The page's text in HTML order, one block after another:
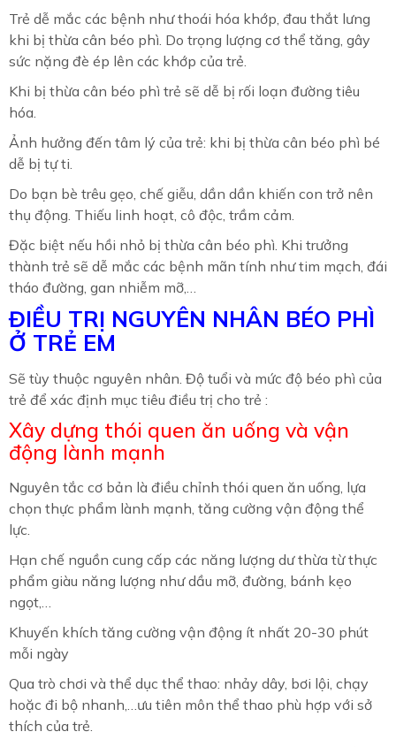
Trẻ dễ mắc các bệnh như thoái hóa khớp, đau thắt lưng
khi bị thừa cân béo phì. Do trọng lượng cơ thể tăng, gây
sức nặng đè ép lên các khớp của trẻ.
Khi bị thừa cân béo phì trẻ sẽ dễ bị rối loạn đường tiêu
hóa.
Ảnh hưởng đến tâm lý của trẻ: khi bị thừa cân béo phì bé
dễ bị tự ti.
Do bạn bè trêu gẹo, chế giễu, dần dần khiến con trở nên
thụ động. Thiếu linh hoạt, cô độc, trầm cảm.
Đặc biệt nếu hồi nhỏ bị thừa cân béo phì. Khi trưởng
thành trẻ sẽ dễ mắc các bệnh mãn tính như tim mạch, đái
tháo đường, gan nhiễm mỡ,…
ĐIỀU TRỊ NGUYÊN NHÂN BÉO PHÌ
Ở TRẺ EM
Sẽ tùy thuộc nguyên nhân. Độ tuổi và mức độ béo phì của
trẻ để xác định mục tiêu điều trị cho trẻ :
Xây dựng thói quen ăn uống và vận
động lành mạnh
Nguyên tắc cơ bản là điều chỉnh thói quen ăn uống, lựa
chọn thực phẩm lành mạnh, tăng cường vận động thể
lực.
Hạn chế nguồn cung cấp các năng lượng dư thừa từ thực
phẩm giàu năng lượng như dầu mỡ, đường, bánh kẹo
ngọt,…
Khuyến khích tăng cường vận động ít nhất 20-30 phút
mỗi ngày
Qua trò chơi và thể dục thể thao: nhảy dây, bơi lội, chạy
hoặc đi bộ nhanh,…ưu tiên môn thể thao phù hợp với sở
thích của trẻ.